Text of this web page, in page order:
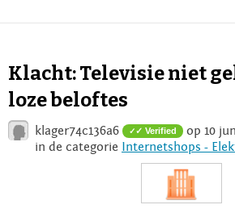
Voor Bedrijven
Login
Klacht: Televisie niet
loze beloftes
klager74c136a6 ✓ Verified op 10
in de categorie Internetshops -